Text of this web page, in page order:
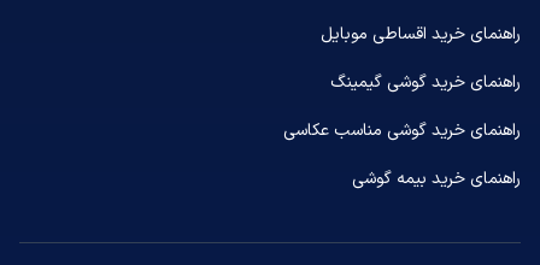
راهنمای خرید اقساطی موبایل
راهنمای خرید گوشی گیمینگ
راهنمای خرید گوشی مناسب عکاسی
راهنمای خرید بیمه گوشی